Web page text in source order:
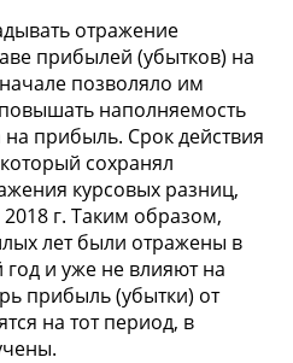
отражение
прибылей (убытков) на
позволяло им
наполняемость
прибыль. Срок действия
сохранял
курсовых разниц,
г. Таким образом,
лет были отражены в
и уже не влияют на
прибыль (убытки) от
на тот период, в